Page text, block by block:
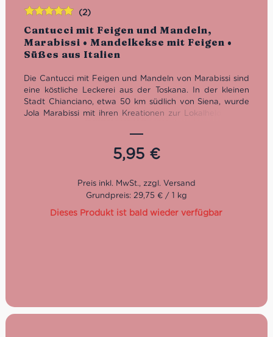
Cantucci mit Feigen und Mandeln,
Marabissi • Mandelkekse mit Feigen •
Süßes aus Italien
(2)
Die Cantucci mit Feigen und Mandeln von Marabissi sind
eine köstliche Leckerei aus der Toskana. In der kleinen
Stadt Chianciano, etwa 50 km südlich von Siena, wurde
Jola Marabissi mit ihren Kreationen zur Lokalheldin. Ihre
regionale Spezialität und Stolz der Stadt.
5,95 €
mit5.00von
5
Grundpreis: 29,75 € / 1 kg
Dieses Produkt ist bald wieder verfügbar